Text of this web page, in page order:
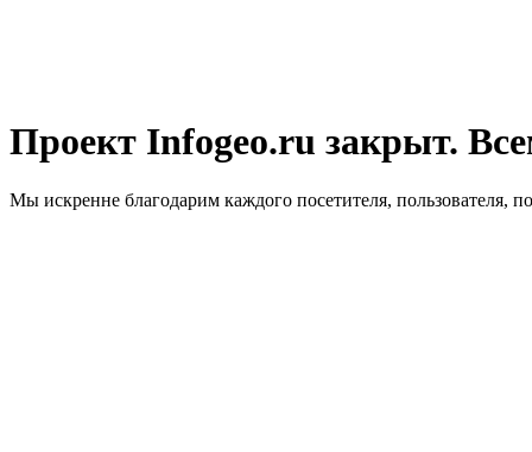
Проект Infogeo.ru закрыт.
Мы искренне благодарим каждого посетителя, пользователя,